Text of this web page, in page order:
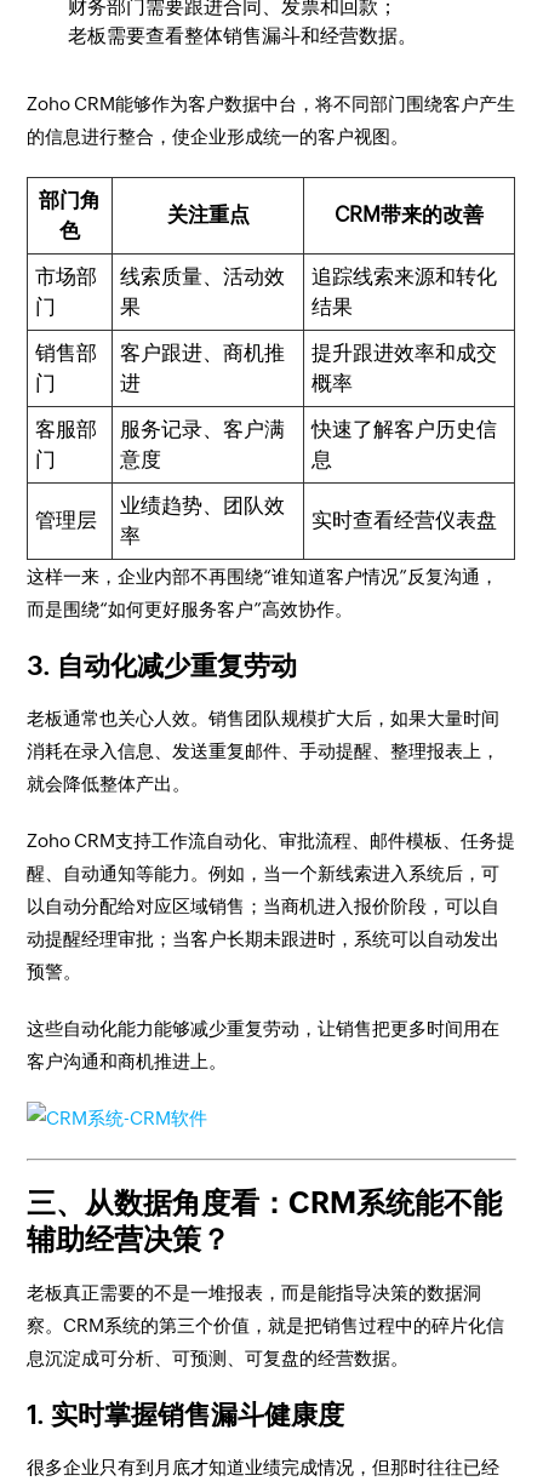
财务部门需要跟进合同、发票和回款；
老板需要查看整体销售漏斗和经营数据。
Zoho CRM能够作为客户数据中台，将不同部门围绕客户产生
的信息进行整合，使企业形成统一的客户视图。
部门角
色
关注重点 CRM带来的改善
市场部
门
线索质量、活动效
果
追踪线索来源和转化
结果
销售部
门
客户跟进、商机推
进
提升跟进效率和成交
概率
客服部
门
服务记录、客户满
意度
快速了解客户历史信
息
管理层
业绩趋势、团队效
率
实时查看经营仪表盘
这样一来，企业内部不再围绕“谁知道客户情况”反复沟通，
而是围绕“如何更好服务客户”高效协作。
3. 自动化减少重复劳动
老板通常也关心人效。销售团队规模扩大后，如果大量时间
消耗在录入信息、发送重复邮件、手动提醒、整理报表上，
就会降低整体产出。
Zoho CRM支持工作流自动化、审批流程、邮件模板、任务提
醒、自动通知等能力。例如，当一个新线索进入系统后，可
以自动分配给对应区域销售；当商机进入报价阶段，可以自
动提醒经理审批；当客户长期未跟进时，系统可以自动发出
预警。
这些自动化能力能够减少重复劳动，让销售把更多时间用在
客户沟通和商机推进上。
三、从数据角度看：CRM系统能不能
辅助经营决策？
老板真正需要的不是一堆报表，而是能指导决策的数据洞
察。CRM系统的第三个价值，就是把销售过程中的碎片化信
息沉淀成可分析、可预测、可复盘的经营数据。
1. 实时掌握销售漏斗健康度
很多企业只有到月底才知道业绩完成情况，但那时往往已经